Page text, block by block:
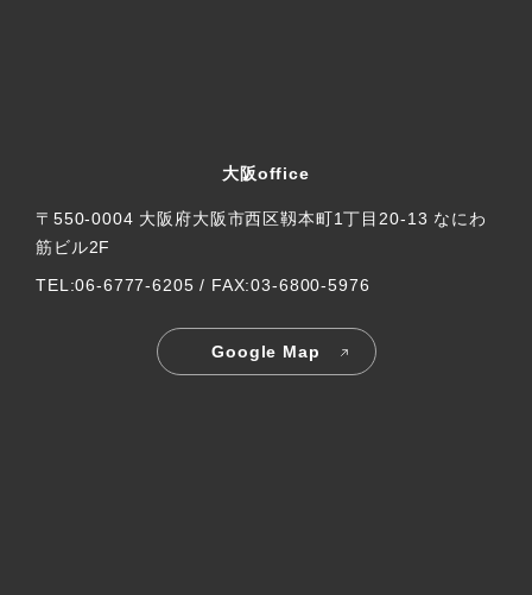
大阪office
〒550-0004 大阪府大阪市西区靱本町1丁目20-13 なにわ
筋ビル2F
TEL:06-6777-6205 / FAX:03-6800-5976
Google Map